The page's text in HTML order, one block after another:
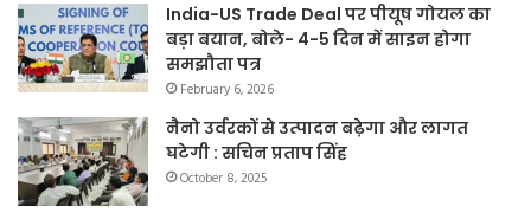
India-US Trade Deal पर पीयूष गोयल का
बड़ा बयान, बोले- 4-5 दिन में साइन होगा
समझौता पत्र
February 6, 2026
नैनो उर्वरकों से उत्पादन बढ़ेगा और लागत
घटेगी : सचिन प्रताप सिंह
October 8, 2025